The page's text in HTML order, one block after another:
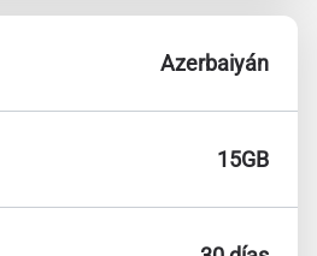
Azerbaiyán
15GB